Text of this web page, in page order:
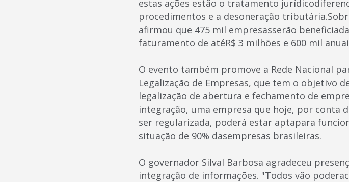
estas ações estão o tratamento
procedimentos e a desoneração
afirmou que 475 mil empresasserão
faturamento de atéR$ 3 milhões e 600 mil
O evento também promove a Rede Nacional
Legalização de Empresas, que tem o objetivo
legalização de abertura e fechamento de
integração, uma empresa que hoje, por conta
ser regularizada, poderá estar aptapara
situação de 90% dasempresas brasileiras.
O governador Silval Barbosa agradeceu
integração de informações. "Todos vão